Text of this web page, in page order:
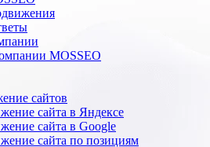
MOSSEO
сайтов
сайта в Яндексе
сайта в Google
сайта по позициям